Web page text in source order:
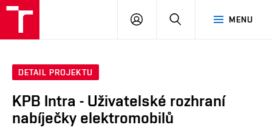
MENU
PŘIHLÁSIT
DETAIL PROJEKTU
KPB Intra - Uživatelské rozhraní
nabíječky elektromobilů